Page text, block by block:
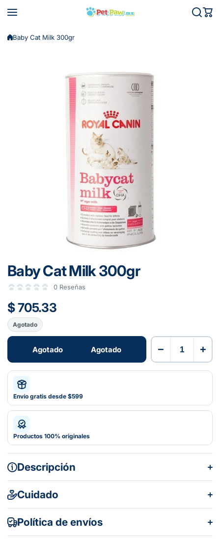
Baby Cat Milk 300gr
Baby Cat Milk 300gr
0 Reseñas
$ 705.33
Agotado
Agotado Agotado − +
Envío gratis desde $599
Productos 100% originales
Descripción
Cuidado
Política de envíos